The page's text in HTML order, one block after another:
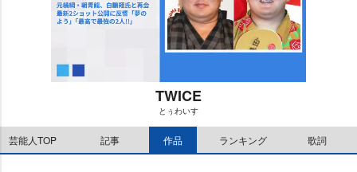
M
u
t
TWICE
とぅわいす
芸能人TOP 記事 作品 ランキング 歌詞